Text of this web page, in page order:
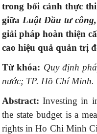
trong bối cảnh thực
giữa Luật Đầu tư
giải pháp hoàn thiện
cao hiệu quả quản trị
Từ khóa: Quy định
nước; TP. Hồ Chí Minh.
Abstract: Investing in
the state budget is a
rights in Ho Chi Minh